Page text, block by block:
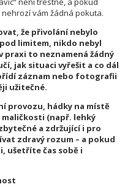
vám žádná pokuta.
že přivolání nebylo
limitem, nikdo nebyl
praxi to neznamená žádný
jak situaci vyřešit a co dál
záznam nebo fotografii
užitečné.
provozu, hádky na místě
(např. lehký
a zdržující i pro
zdravý rozum – a pokud
ušetříte čas sobě i